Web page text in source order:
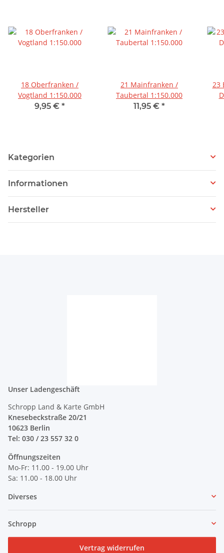
18 Oberfranken /
Vogtland 1:150.000
9,95 € *
21 Mainfranken /
Taubertal 1:150.000
11,95 € *
23
Kategorien
Informationen
Hersteller
Unser Ladengeschäft
Schropp Land & Karte GmbH
Knesebeckstraße 20/21
10623 Berlin
Tel: 030 / 23 557 32 0
Öffnungszeiten
Mo-Fr: 11.00 - 19.00 Uhr
Sa: 11.00 - 18.00 Uhr
Diverses
Schropp
Vertrag widerrufen